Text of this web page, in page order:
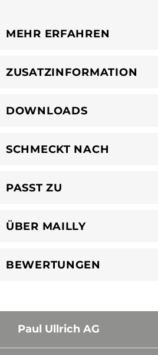
MEHR ERFAHREN
ZUSATZINFORMATION
DOWNLOADS
SCHMECKT NACH
PASST ZU
ÜBER MAILLY
BEWERTUNGEN
Paul Ullrich AG